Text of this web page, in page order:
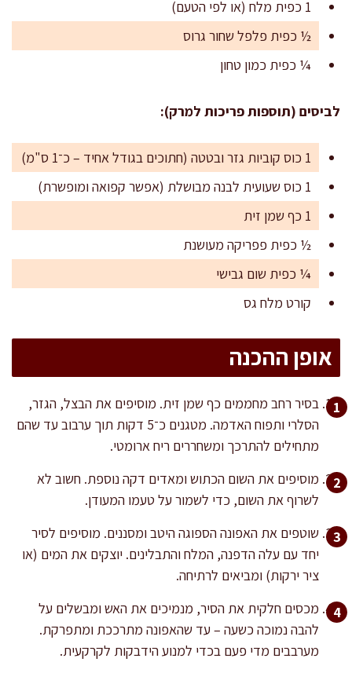
1 כפית מלח (או לפי הטעם)
½ כפית פלפל שחור גרוס
¼ כפית כמון טחון
לביסים (תוספות פריכות למרק):
1 כוס קוביות גזר ובטטה (חתוכים בגודל אחיד – כ־1 ס"מ)
1 כוס שעועית לבנה מבושלת (אפשר קפואה ומופשרת)
1 כף שמן זית
½ כפית פפריקה מעושנת
¼ כפית שום גבישי
קורט מלח גס
אופן ההכנה
בסיר רחב מחממים כף שמן זית. מוסיפים את הבצל, הגזר,
הסלרי ותפוח האדמה. מטגנים כ־5 דקות תוך ערבוב עד שהם
מתחילים להתרכך ומשחררים ריח ארומטי.
מוסיפים את השום הכתוש ומאדים דקה נוספת. חשוב לא
לשרוף את השום, כדי לשמור על טעמו המעודן.
שוטפים את האפונה הספוגה היטב ומסננים. מוסיפים לסיר
יחד עם עלה הדפנה, המלח והתבלינים. יוצקים את המים (או
ציר ירקות) ומביאים לרתיחה.
מכסים חלקית את הסיר, מנמיכים את האש ומבשלים על
להבה נמוכה כשעה – עד שהאפונה מתרככת ומתפרקת.
מערבבים מדי פעם בכדי למנוע הידבקות לקרקעית.